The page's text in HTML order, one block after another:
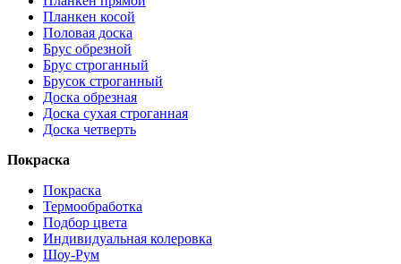
Планкен косой
Половая доска
Брус обрезной
Брус строганный
Брусок строганный
Доска обрезная
Доска сухая строганная
Доска четверть
Покраска
Покраска
Термообработка
Подбор цвета
Индивидуальная колеровка
Шоу-Рум